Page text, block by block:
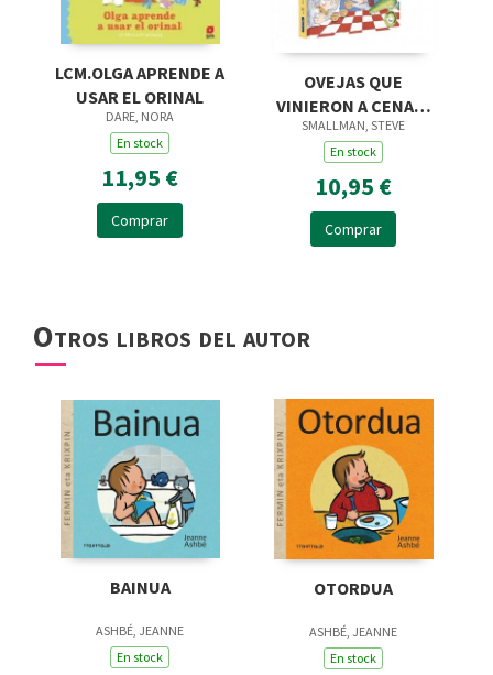
LCM.OLGA APRENDE A
USAR EL ORINAL
DARE, NORA
En stock
11,95 €
Comprar
OVEJAS QUE
VINIERON A CENAR,
LAS CARTON
SMALLMAN, STEVE
En stock
10,95 €
Comprar
Otros libros del autor
BAINUA
ASHBÉ, JEANNE
En stock
OTORDUA
ASHBÉ, JEANNE
En stock